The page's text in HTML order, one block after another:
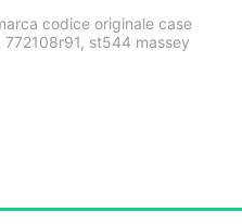
codice originale case
st544 massey